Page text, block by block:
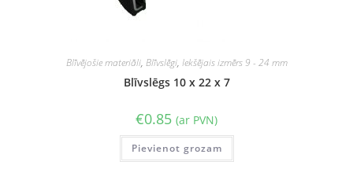
Blīvējošie materiāli, Blīvslēgi, Iekšējais izmērs 9 - 24 mm
Blīvslēgs 10 x 22 x 7
€0.85 (ar PVN)
Pievienot grozam